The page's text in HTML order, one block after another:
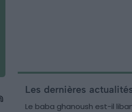
Les dernières
Le baba ghanoush est-il